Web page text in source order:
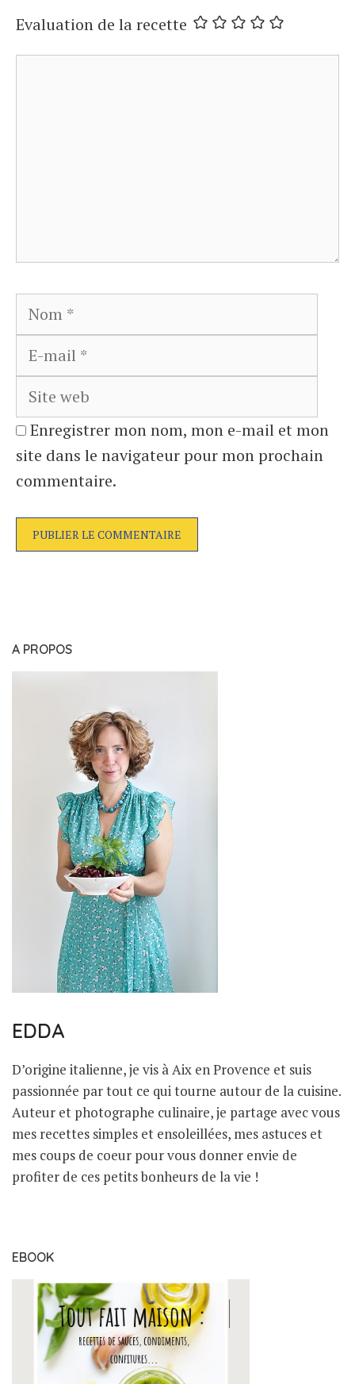
Evaluation de la recette
Nom
Enregistrer mon nom, mon e-mail et mon
site dans le navigateur pour mon prochain
commentaire.
A PROPOS
EDDA
D’origine italienne, je vis à Aix en Provence et suis
passionnée par tout ce qui tourne autour de la cuisine.
Auteur et photographe culinaire, je partage avec vous
mes recettes simples et ensoleillées, mes astuces et
mes coups de coeur pour vous donner envie de
profiter de ces petits bonheurs de la vie !
EBOOK